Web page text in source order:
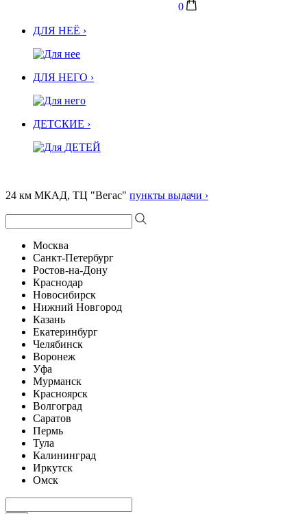
0
ДЛЯ НЕЁ ›
ДЛЯ НЕГО ›
ДЕТСКИЕ ›
24 км МКАД, ТЦ "Вегас" пункты выдачи ›
Москва
Санкт-Петербург
Ростов-на-Дону
Краснодар
Новосибирск
Нижний Новгород
Казань
Екатеринбург
Челябинск
Воронеж
Уфа
Мурманск
Красноярск
Волгоград
Саратов
Пермь
Тула
Калининград
Иркутск
Омск